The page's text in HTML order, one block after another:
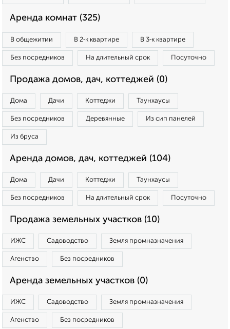
Аренда комнат (325)
В общежитии В 2‑к квартире В 3‑к квартире
Без посредников На длительный срок Посуточно
Продажа домов, дач, коттеджей (0)
Дома Дачи Коттеджи Таунхаусы
Без посредников Деревянные Из сип панелей
Из бруса
Аренда домов, дач, коттеджей (104)
Дома Дачи Коттеджи Таунхаусы
Без посредников На длительный срок Посуточно
Продажа земельных участков (10)
ИЖС Садоводство Земля промназначения
Агенство Без посредников
Аренда земельных участков (0)
ИЖС Садоводство Земля промназначения
Агенство Без посредников